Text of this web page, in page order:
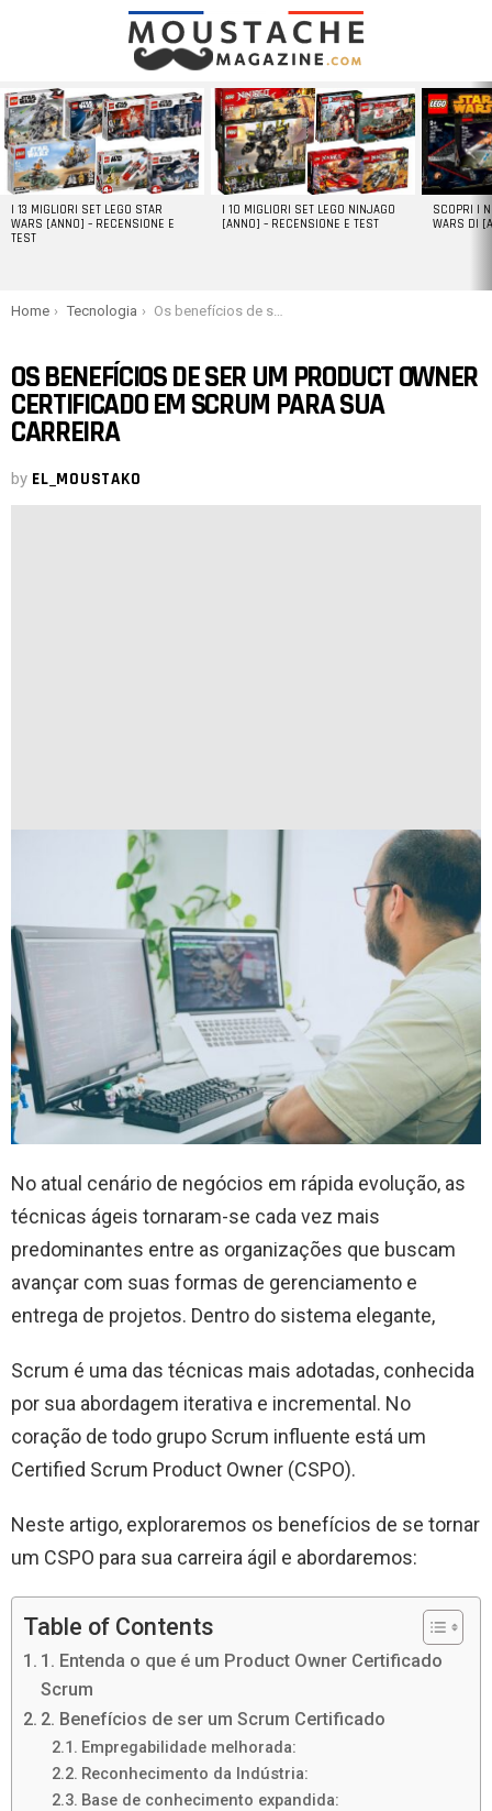
LATEST
STORIES
I 13 MIGLIORI SET LEGO STAR
WARS [ANNO] – RECENSIONE E
TEST
I 10 MIGLIORI SET LEGO NINJAGO
[ANNO] – RECENSIONE E TEST
SCOPRI I
WARS DI
You are here:
Home Tecnologia Os benefícios de ser um Product Owner certificado em Scrum para sua carreira
OS BENEFÍCIOS DE SER UM PRODUCT OWNER
CERTIFICADO EM SCRUM PARA SUA
CARREIRA
by EL_MOUSTAKO
No atual cenário de negócios em rápida evolução, as
técnicas ágeis tornaram-se cada vez mais
predominantes entre as organizações que buscam
avançar com suas formas de gerenciamento e
entrega de projetos. Dentro do sistema elegante,
Scrum é uma das técnicas mais adotadas, conhecida
por sua abordagem iterativa e incremental. No
coração de todo grupo Scrum influente está um
Certified Scrum Product Owner (CSPO).
Neste artigo, exploraremos os benefícios de se tornar
um CSPO para sua carreira ágil e abordaremos:
Table of Contents
1. Entenda o que é um Product Owner Certificado
Scrum
2. Benefícios de ser um Scrum Certificado
Empregabilidade melhorada:
Reconhecimento da Indústria:
Base de conhecimento expandida: